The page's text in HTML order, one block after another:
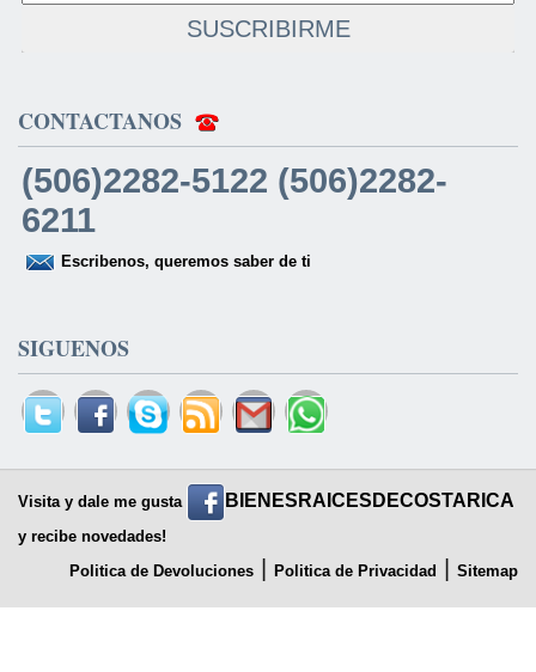
SUSCRIBIRME
CONTACTANOS
(506)2282-5122 (506)2282-
6211
Escribenos, queremos saber de ti
SIGUENOS
Visita y dale me gusta BIENESRAICESDECOSTARICA
y recibe novedades!
Politica de Devoluciones
Politica de Privacidad Sitemap